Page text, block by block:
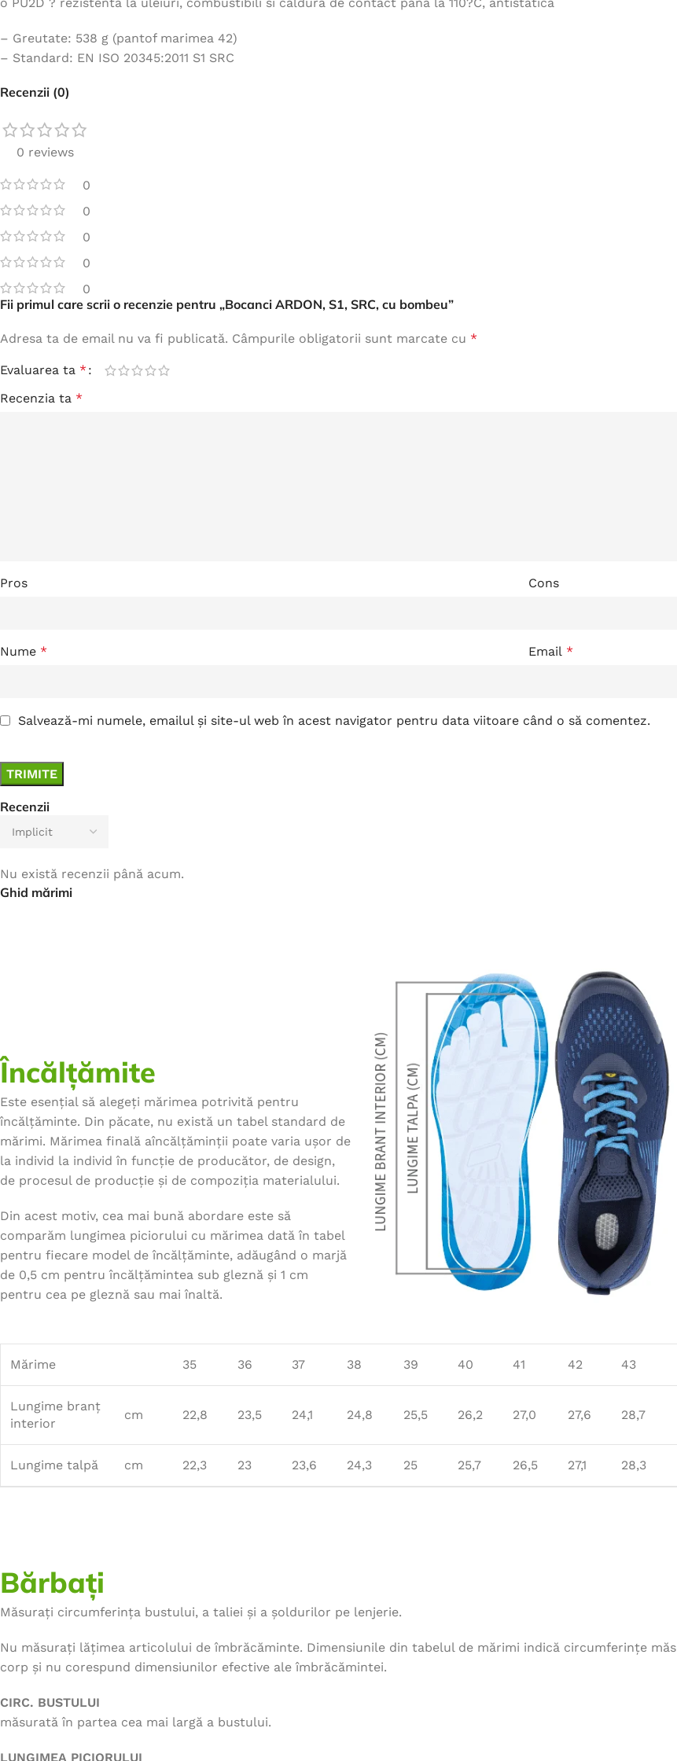
– Greutate: 538 g (pantof marimea 42)
– Standard: EN ISO 20345:2011 S1 SRC
Recenzii (0)
0 reviews
0
0
0
0
0
Recenzii
Nu există recenzii până acum.
Fii primul care scrii o recenzie pentru „Bocanci ARDON, S1, SRC, cu bombeu”
Adresa ta de email nu va fi publicată. Câmpurile obligatorii sunt marcate cu *
Evaluarea ta *
Recenzia ta *
Pros Cons
Nume * Email *
Salvează-mi numele, emailul și site-ul web în acest navigator pentru data viitoare când o să comentez.
Ghid mărimi
Încălțămite
Este esențial să alegeți mărimea potrivită pentru
încălțăminte. Din păcate, nu există un tabel standard de
mărimi. Mărimea finală aîncălțăminții poate varia ușor de
la individ la individ în funcție de producător, de design,
de procesul de producție și de compoziția materialului.
Din acest motiv, cea mai bună abordare este să
comparăm lungimea piciorului cu mărimea dată în tabel
pentru fiecare model de încălțăminte, adăugând o marjă
de 0,5 cm pentru încălțămintea sub gleznă și 1 cm
pentru cea pe gleznă sau mai înaltă.
Mărime 35 36 37 38 39 40 41 42 43
Lungime branț
interior
cm 22,8 23,5 24,1 24,8 25,5 26,2 27,0 27,6 28,7
Lungime talpă cm 22,3 23 23,6 24,3 25 25,7 26,5 27,1 28,3
Bărbați
Măsurați circumferința bustului, a taliei și a șoldurilor pe lenjerie.
Nu măsurați lățimea articolului de îmbrăcăminte. Dimensiunile din tabelul de mărimi indică circumferințe
corp și nu corespund dimensiunilor efective ale îmbrăcămintei.
CIRC. BUSTULUI
măsurată în partea cea mai largă a bustului.
LUNGIMEA PICIORULUI